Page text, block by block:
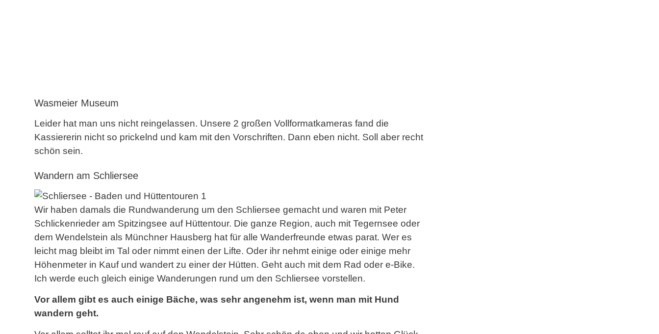
Wasmeier Museum
Leider hat man uns nicht reingelassen. Unsere 2 großen Vollformatkameras fand die
Kassiererin nicht so prickelnd und kam mit den Vorschriften. Dann eben nicht. Soll aber recht
schön sein.
Wandern am Schliersee
Wir haben damals die Rundwanderung um den Schliersee gemacht und waren mit Peter
Schlickenrieder am Spitzingsee auf Hüttentour. Die ganze Region, auch mit Tegernsee oder
dem Wendelstein als Münchner Hausberg hat für alle Wanderfreunde etwas parat. Wer es
leicht mag bleibt im Tal oder nimmt einen der Lifte. Oder ihr nehmt einige oder einige mehr
Höhenmeter in Kauf und wandert zu einer der Hütten. Geht auch mit dem Rad oder e-Bike.
Ich werde euch gleich einige Wanderungen rund um den Schliersee vorstellen.
Vor allem gibt es auch einige Bäche, was sehr angenehm ist, wenn man mit Hund
wandern geht.